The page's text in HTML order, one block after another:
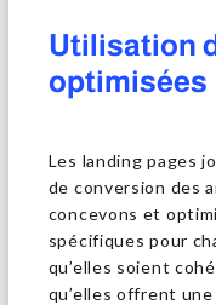
Utilisation
optimisées
Les landing pages
de conversion des
concevons et
spécifiques pour
qu’elles soient
qu’elles offrent